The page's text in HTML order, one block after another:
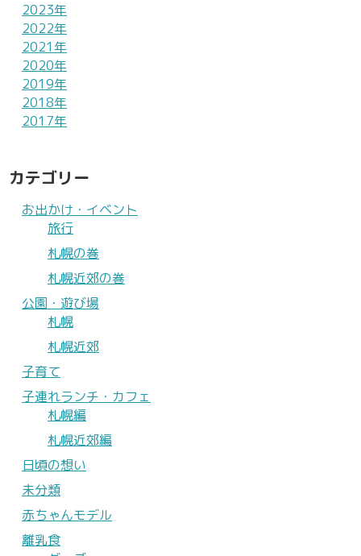
2023年
2022年
2021年
2020年
2019年
2018年
2017年
カテゴリー
お出かけ・イベント
旅行
札幌の巻
札幌近郊の巻
公園・遊び場
札幌
札幌近郊
子育て
子連れランチ・カフェ
札幌編
札幌近郊編
日頃の想い
未分類
赤ちゃんモデル
離乳食